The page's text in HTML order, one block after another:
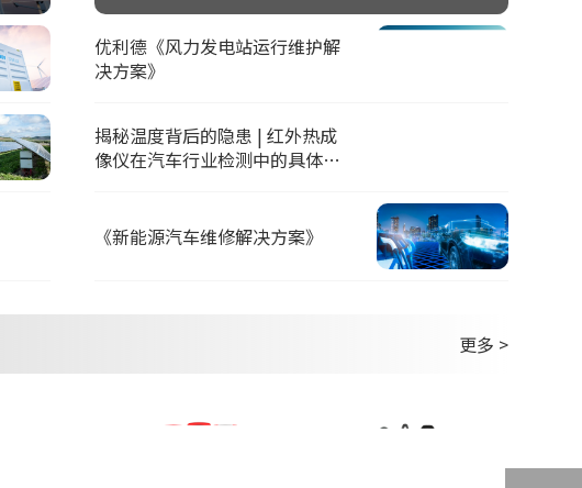
优利德《风力发电站运行维护解
决方案》
揭秘温度背后的隐患 | 红外热成
像仪在汽车行业检测中的具体应
《新能源汽车维修解决方案》
更多 >